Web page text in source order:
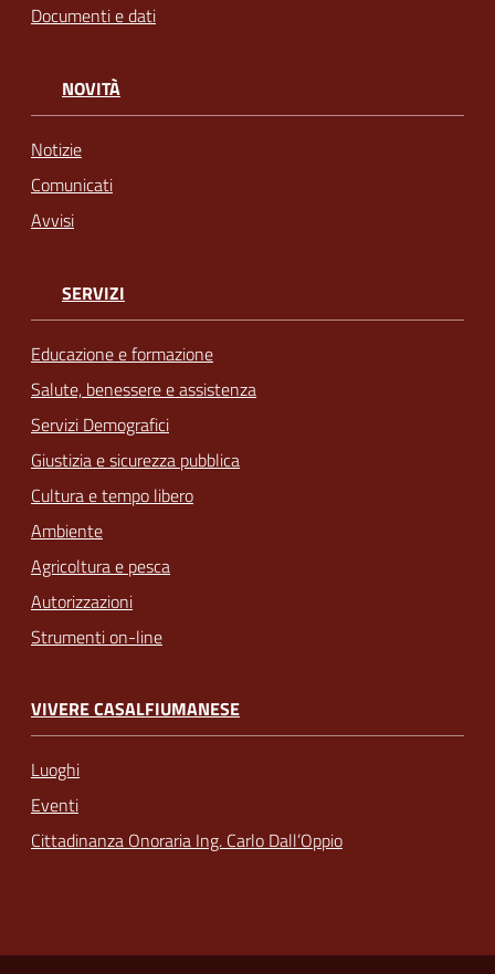
Documenti e dati
NOVITÀ
Notizie
Comunicati
Avvisi
SERVIZI
Educazione e formazione
Salute, benessere e assistenza
Servizi Demografici
Giustizia e sicurezza pubblica
Cultura e tempo libero
Ambiente
Agricoltura e pesca
Autorizzazioni
Strumenti on-line
VIVERE CASALFIUMANESE
Luoghi
Eventi
Cittadinanza Onoraria Ing. Carlo Dall’Oppio